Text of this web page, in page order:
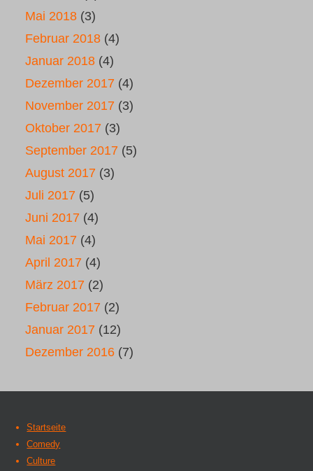
Mai 2018 (3)
Februar 2018 (4)
Januar 2018 (4)
Dezember 2017 (4)
November 2017 (3)
Oktober 2017 (3)
September 2017 (5)
August 2017 (3)
Juli 2017 (5)
Juni 2017 (4)
Mai 2017 (4)
April 2017 (4)
März 2017 (2)
Februar 2017 (2)
Januar 2017 (12)
Dezember 2016 (7)
Startseite
Comedy
Culture